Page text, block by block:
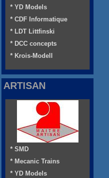
* YD Models
* CDF Informatique
* LDT Littfinski
* DCC concepts
* Krois-Modell
ARTISAN
* SMD
* Mecanic Trains
* YD Models